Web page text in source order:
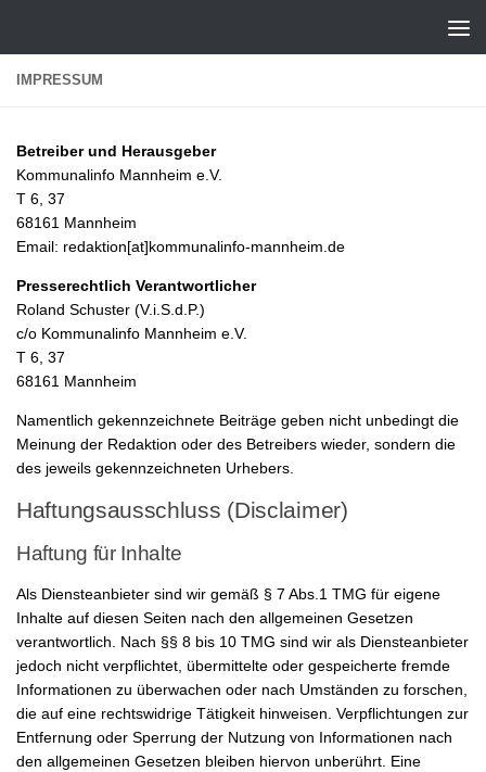
IMPRESSUM
Betreiber und Herausgeber
Kommunalinfo Mannheim e.V.
T 6, 37
68161 Mannheim
Email: redaktion[at]kommunalinfo-mannheim.de
Presserechtlich Verantwortlicher
Roland Schuster (V.i.S.d.P.)
c/o Kommunalinfo Mannheim e.V.
T 6, 37
68161 Mannheim
Namentlich gekennzeichnete Beiträge geben nicht unbedingt die
Meinung der Redaktion oder des Betreibers wieder, sondern die
des jeweils gekennzeichneten Urhebers.
Haftungsausschluss (Disclaimer)
Haftung für Inhalte
Als Diensteanbieter sind wir gemäß § 7 Abs.1 TMG für eigene
Inhalte auf diesen Seiten nach den allgemeinen Gesetzen
verantwortlich. Nach §§ 8 bis 10 TMG sind wir als Diensteanbieter
jedoch nicht verpflichtet, übermittelte oder gespeicherte fremde
Informationen zu überwachen oder nach Umständen zu forschen,
die auf eine rechtswidrige Tätigkeit hinweisen. Verpflichtungen zur
Entfernung oder Sperrung der Nutzung von Informationen nach
den allgemeinen Gesetzen bleiben hiervon unberührt. Eine